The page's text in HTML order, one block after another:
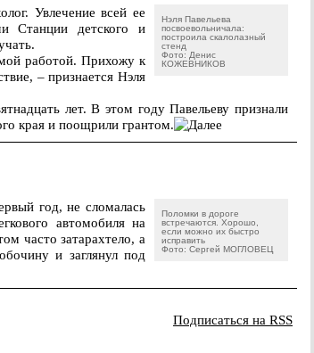
Нэля Павельева
посвоевольничала:
построила скалолазный
стенд
Фото: Денис
КОЖЕВНИКОВ
Увлечение всей ее
Станции детского и
работой. Прихожу к
– признается Нэля
лет. В этом году Павельеву признали
края и поощрили грантом.
Поломки в дороге
встречаются. Хорошо,
если можно их быстро
исправить
Фото: Сергей МОГЛОВЕЦ
год, не сломалась
автомобиля на
часто затарахтело, а
и заглянул под
Подписаться на RSS